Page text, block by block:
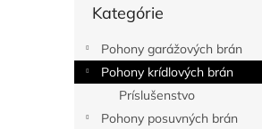
p
a
kategórie
Kategórie
Pohony garážových brán
Pohony krídlových brán
Príslušenstvo
Pohony posuvných brán